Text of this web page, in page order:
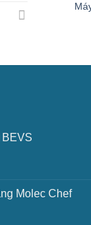
Molec Chef